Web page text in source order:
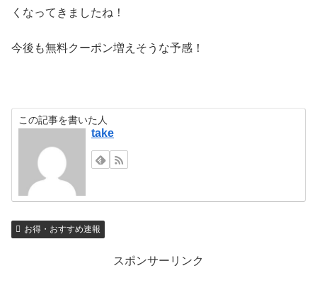
くなってきましたね！
今後も無料クーポン増えそうな予感！
この記事を書いた人
take
お得・おすすめ速報
スポンサーリンク